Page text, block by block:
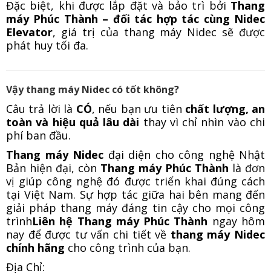
Đặc biệt, khi được lắp đặt và bảo trì bởi Thang
máy Phúc Thành – đối tác hợp tác cùng Nidec
Elevator, giá trị của thang máy Nidec sẽ được
phát huy tối đa.
Vậythang máy Nidec có tốt không?
Câu trả lời là CÓ, nếu bạn ưu tiên chất lượng, an
toàn và hiệu quả lâu dài thay vì chỉ nhìn vào chi
phí ban đầu.
Thang máy Nidec đại diện cho công nghệ Nhật
Bản hiện đại, còn Thang máy Phúc Thành là đơn
vị giúp công nghệ đó được triển khai đúng cách
tại Việt Nam. Sự hợp tác giữa hai bên mang đến
giải pháp thang máy đáng tin cậy cho mọi công
trìnhLiên hệ Thang máy Phúc Thành ngay hôm
nay để được tư vấn chi tiết về thang máy Nidec
chính hãng cho công trình của bạn.
Địa Chỉ: